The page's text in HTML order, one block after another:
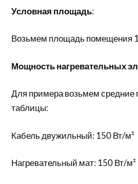
Условная площадь:
Возьмем площадь помещения
Мощность нагревательных
Для примера возьмем средние
таблицы:
Кабель двужильный: 150 Вт/м²
Нагревательный мат: 150 Вт/м²